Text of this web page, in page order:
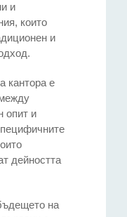
и
които
и
кантора е
опит и
дейността
на